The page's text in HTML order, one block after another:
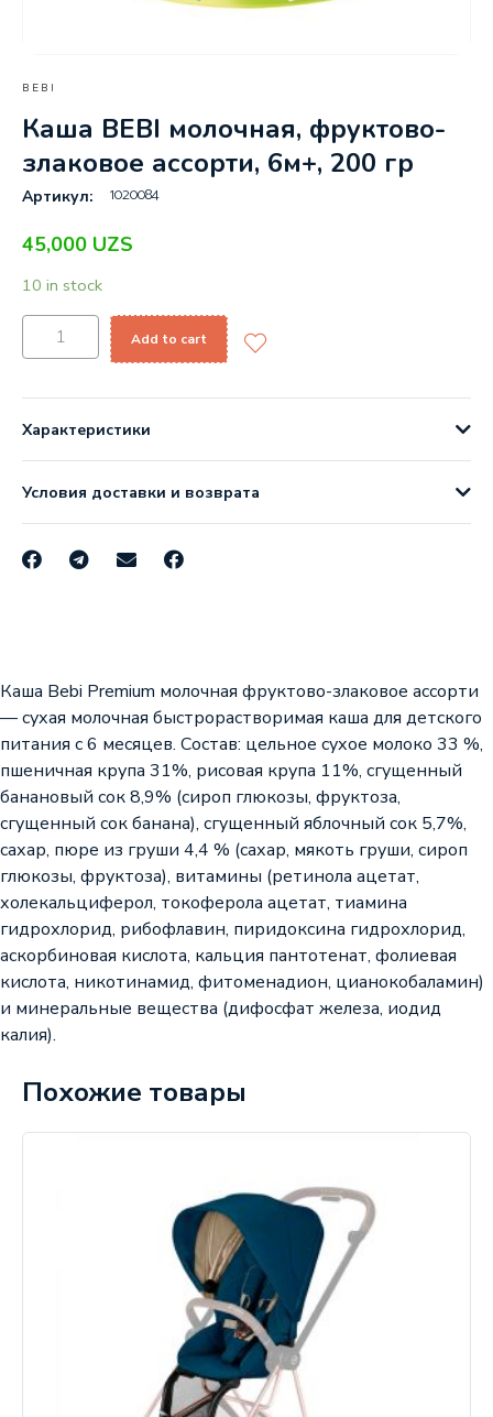
BEBI
Каша BEBI молочная, фруктово-
злаковое ассорти, 6м+, 200 гр
Артикул: 1020084
45,000 UZS
10 in stock
Add to cart
Характеристики
Условия доставки и возврата
Каша Bebi Premium молочная фруктово-злаковое ассорти
— сухая молочная быстрорастворимая каша для детского
питания с 6 месяцев. Состав: цельное сухое молоко 33 %,
пшеничная крупа 31%, рисовая крупа 11%, сгущенный
банановый сок 8,9% (сироп глюкозы, фруктоза,
сгущенный сок банана), сгущенный яблочный сок 5,7%,
сахар, пюре из груши 4,4 % (сахар, мякоть груши, сироп
глюкозы, фруктоза), витамины (ретинола ацетат,
холекальциферол, токоферола ацетат, тиамина
гидрохлорид, рибофлавин, пиридоксина гидрохлорид,
аскорбиновая кислота, кальция пантотенат, фолиевая
кислота, никотинамид, фитоменадион, цианокобаламин)
и минеральные вещества (дифосфат железа, иодид
калия).
Похожие товары